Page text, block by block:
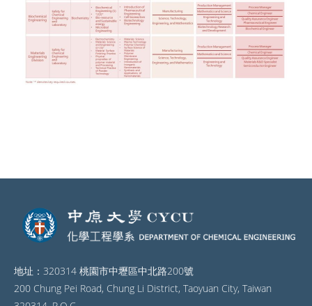
地址：320314 桃園市中壢區中北路200號
200 Chung Pei Road, Chung Li District, Taoyuan City, Taiwan